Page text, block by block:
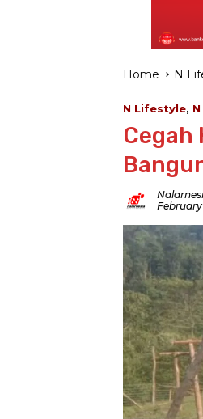
Home N
N Lifestyle,
Cegah
February